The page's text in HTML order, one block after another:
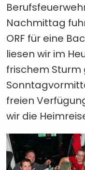
Nachmittag
ORF für eine
liesen wir im
frischem Sturm
freien
wir die